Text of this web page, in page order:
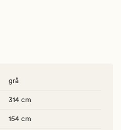
grå
314 cm
154 cm